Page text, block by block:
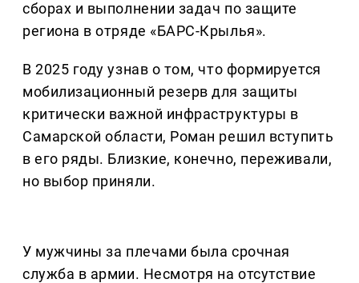
сборах и выполнении задач по защите
региона в отряде «БАРС-Крылья».
В 2025 году узнав о том, что формируется
мобилизационный резерв для защиты
критически важной инфраструктуры в
Самарской области, Роман решил вступить
в его ряды. Близкие, конечно, переживали,
но выбор приняли.
У мужчины за плечами была срочная
служба в армии. Несмотря на отсутствие